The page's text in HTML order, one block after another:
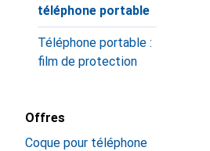
téléphone portable
Téléphone portable :
film de protection
Offres
Coque pour téléphone